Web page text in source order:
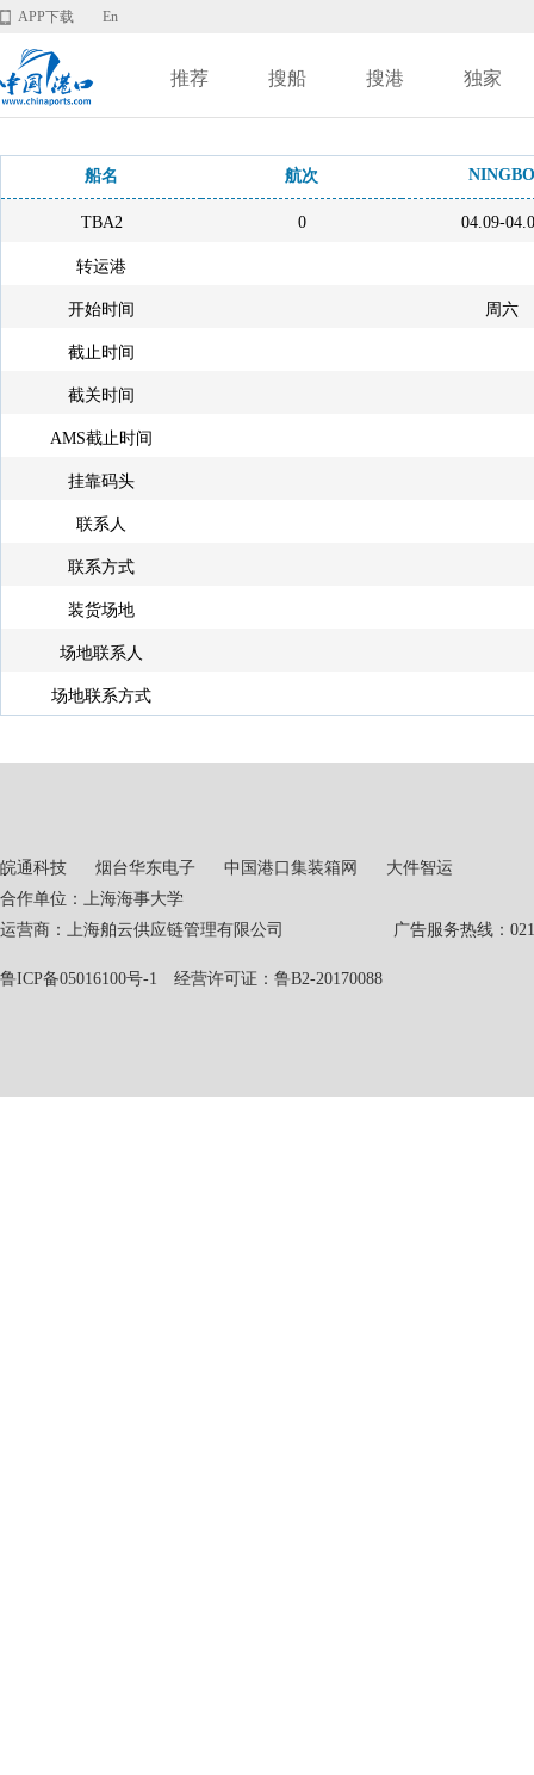
APP下载 En
推荐 搜船 搜港 独家
船名 航次 NINGBO
TBA2 0 04.09-
转运港
开始时间 周六
截止时间
截关时间
AMS截止时间
挂靠码头
联系人
联系方式
装货场地
场地联系人
场地联系方式
皖通科技 烟台华东电子 中国港口集装箱网
大件智运
合作单位：上海海事大学
运营商：上海舶云供应链管理有限公司 广告服务热线：021-
鲁ICP备05016100号-1 经营许可证：鲁B2-20170088